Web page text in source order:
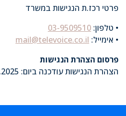
פרטי רכז.ת הנגישות במשרד
• טלפון: 03-9509510
• אימייל: mail@televoice.co.il
פרסום הצהרת הנגישות
הצהרת הנגישות עודכנה ביום: 20.1.2025